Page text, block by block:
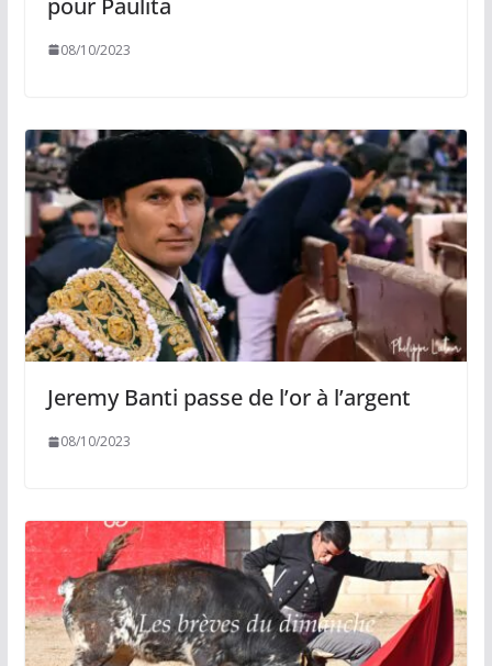
08/10/2023
Jeremy Banti passe de l’or à l’argent
08/10/2023